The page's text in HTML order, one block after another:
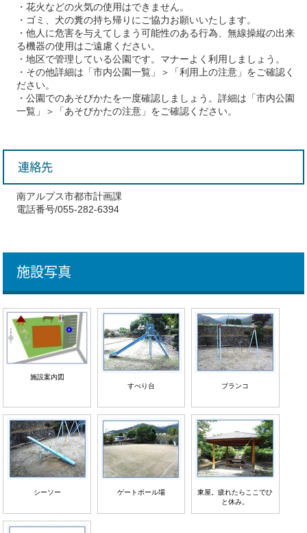
・花火などの火気の使用はできません。
・ゴミ、犬の糞の持ち帰りにご協力お願いいたします。
・他人に危害を与えてしまう可能性のある行為、無線操縦の出来
る機器の使用はご遠慮ください。
・地区で管理している公園です。マナーよく利用しましょう。
・その他詳細は「市内公園一覧」＞「利用上の注意」をご確認く
ださい。
・公園でのあそびかたを一度確認しましょう。詳細は「市内公園
一覧」＞「あそびかたの注意」をご確認ください。
連絡先
南アルプス市都市計画課
電話番号/055-282-6394
施設写真
施設案内図
すべり台
ブランコ
シーソー ゲートボール場
東屋。疲れたらここでひ
と休み。